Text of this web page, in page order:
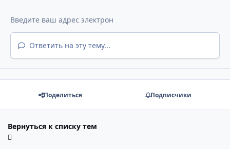
Ответить на эту тему...
Поделиться Подписчики
Вернуться к списку тем